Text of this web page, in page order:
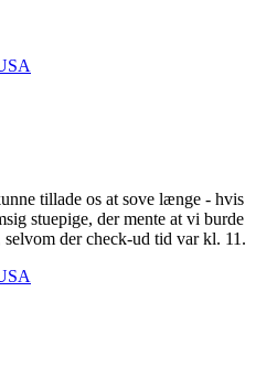
tillade os at sove længe - hvis
stuepige, der mente at vi burde
der check-ud tid var kl. 11.